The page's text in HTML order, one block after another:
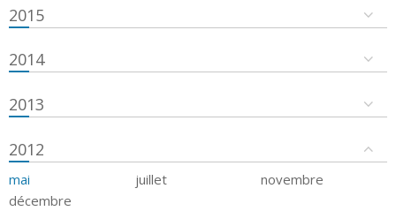
2015
2014
2013
2012
mai juillet
novembre
décembre